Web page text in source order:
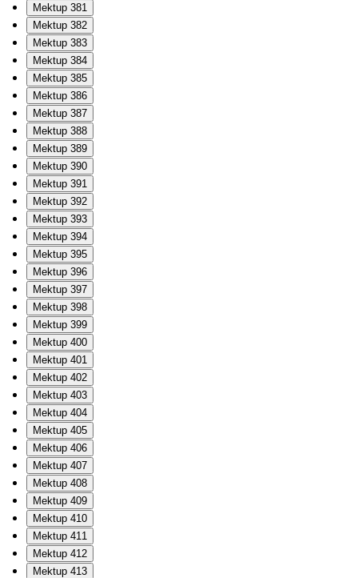
Mektup 381
Mektup 382
Mektup 383
Mektup 384
Mektup 385
Mektup 386
Mektup 387
Mektup 388
Mektup 389
Mektup 390
Mektup 391
Mektup 392
Mektup 393
Mektup 394
Mektup 395
Mektup 396
Mektup 397
Mektup 398
Mektup 399
Mektup 400
Mektup 401
Mektup 402
Mektup 403
Mektup 404
Mektup 405
Mektup 406
Mektup 407
Mektup 408
Mektup 409
Mektup 410
Mektup 411
Mektup 412
Mektup 413